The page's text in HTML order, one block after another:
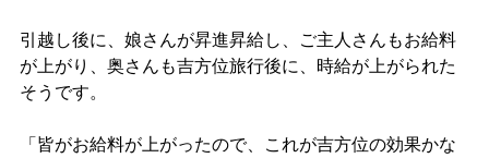
引越し後に、娘さんが昇進昇給し、ご主人さんもお給料
が上がり、奥さんも吉方位旅行後に、時給が上がられた
そうです。
「皆がお給料が上がったので、これが吉方位の効果かな